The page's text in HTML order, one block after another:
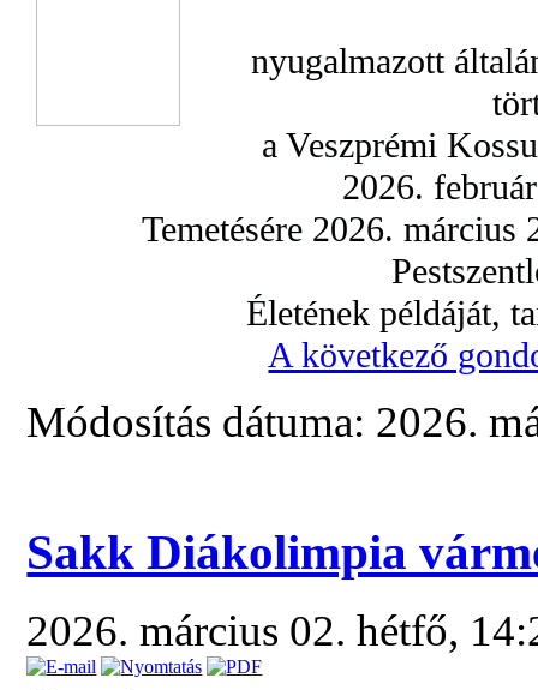
nyugalmazott
a Veszprémi
2026.
Temetésére 2026.
Életének példáját,
A következő
Módosítás dátuma: 2026.
Sakk Diákolimpia
2026. március 02. hétfő,